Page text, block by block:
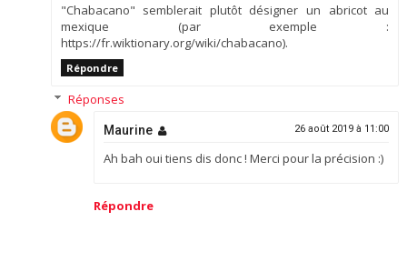
"Chabacano" semblerait plutôt désigner un abricot au
mexique (par exemple :
https://fr.wiktionary.org/wiki/chabacano).
Répondre
Réponses
Maurine 26 août 2019 à 11:00
Ah bah oui tiens dis donc ! Merci pour la précision :)
Répondre